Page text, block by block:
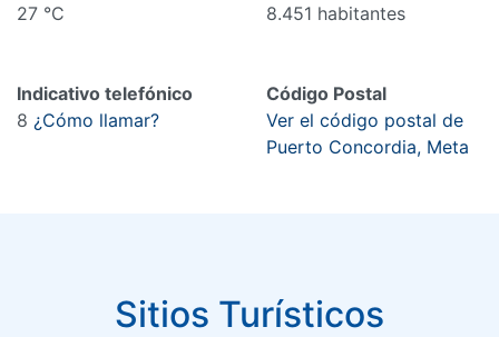
27 °C
8.451 habitantes
Indicativo telefónico
8 ¿Cómo llamar?
Código Postal
Ver el código postal de
Puerto Concordia, Meta
Sitios Turísticos